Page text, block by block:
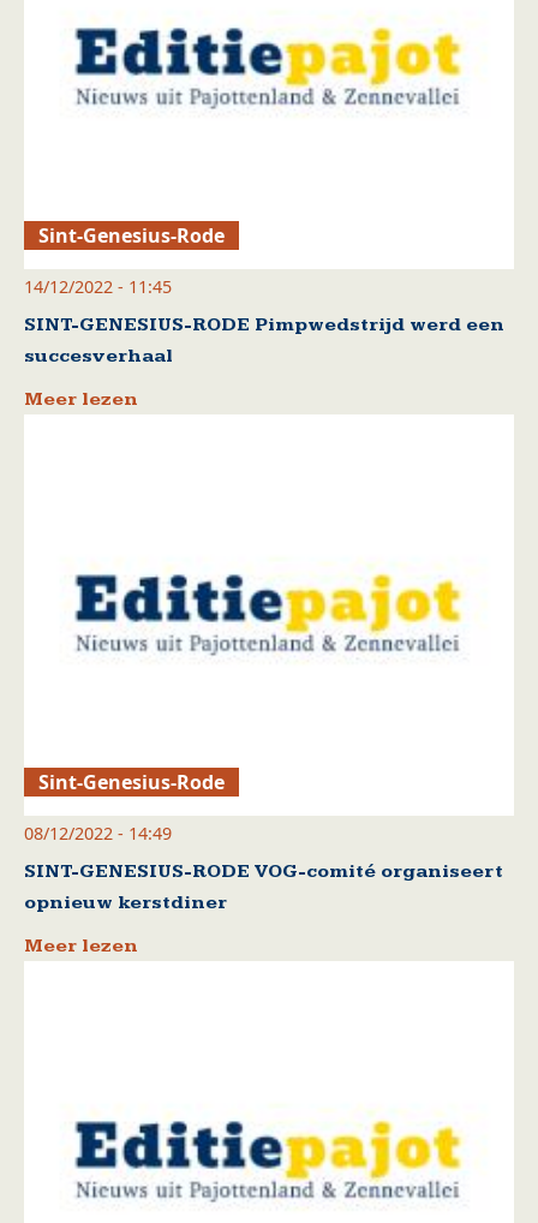
Sint-Genesius-Rode
14/12/2022 - 11:45
SINT-GENESIUS-RODE Pimpwedstrijd werd een
succesverhaal
Meer lezen
Sint-Genesius-Rode
08/12/2022 - 14:49
SINT-GENESIUS-RODE VOG-comité organiseert
opnieuw kerstdiner
Meer lezen